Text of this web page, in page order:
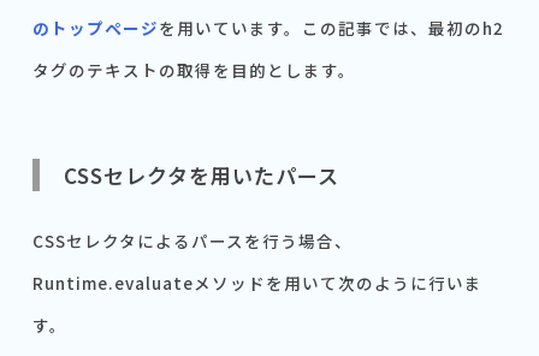
のトップページを用いています。この記事では、最初のh2
タグのテキストの取得を目的とします。
CSSセレクタを用いたパース
CSSセレクタによるパースを行う場合、
Runtime.evaluateメソッドを用いて次のように行いま
す。